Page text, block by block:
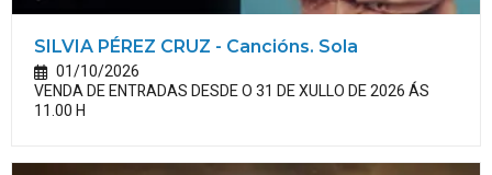
SILVIA PÉREZ CRUZ - Cancións. Sola
01/10/2026
VENDA DE ENTRADAS DESDE O 31 DE XULLO DE 2026 ÁS
11.00 H